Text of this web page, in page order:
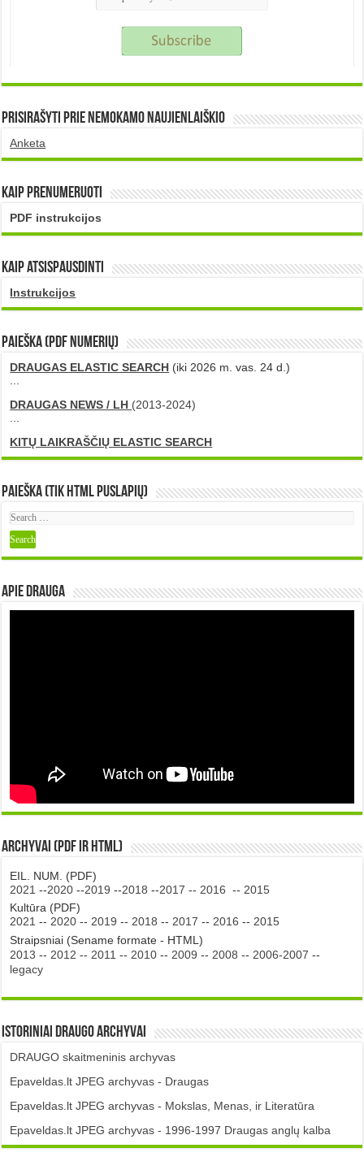
Prisirašyti prie nemokamo naujienlaiškio
Anketa
Kaip prenumeruoti
PDF instrukcijos
Kaip atsispausdinti
Instrukcijos
PAIEŠKA (PDF numerių)
DRAUGAS ELASTIC SEARCH (iki 2026 m. vas. 24 d.)
DRAUGAS NEWS / LH (2013-2024)
KITŲ LAIKRAŠČIŲ ELASTIC SEARCH
Paieška (tik HTML puslapių)
Apie DRAUGA
Archyvai (PDF ir HTML)
EIL. NUM. (PDF)
2021 --2020 --2019 --2018 --2017 -- 2016 -- 2015
Kultūra (PDF)
2021 -- 2020 -- 2019 -- 2018 -- 2017 -- 2016 -- 2015
Straipsniai (Sename formate - HTML)
2013 -- 2012 -- 2011 -- 2010 -- 2009 -- 2008 -- 2006-2007 --
legacy
Istoriniai DRAUGO Archyvai
DRAUGO skaitmeninis archyvas
Epaveldas.lt JPEG archyvas - Draugas
Epaveldas.lt JPEG archyvas - Mokslas, Menas, ir Literatūra
Epaveldas.lt JPEG archyvas - 1996-1997 Draugas anglų kalba